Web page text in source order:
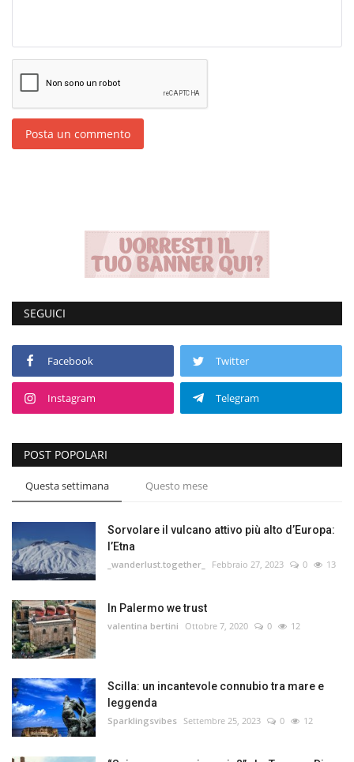
Posta un commento
SEGUICI
Facebook Twitter
Instagram Telegram
POST POPOLARI
Questa settimana Questo mese
Sorvolare il vulcano attivo più alto d’Europa:
l’Etna
_wanderlust.together_ Febbraio 27, 2023 0 13
In Palermo we trust
valentina bertini Ottobre 7, 2020 0 12
Scilla: un incantevole connubio tra mare e
leggenda
Sparklingsvibes Settembre 25, 2023 0 12